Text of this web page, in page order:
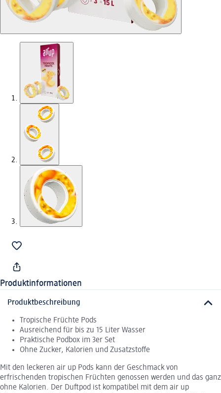
Produktinformationen
Produktbeschreibung
Tropische Früchte Pods
Ausreichend für bis zu 15 Liter Wasser
Praktische Podbox im 3er Set
Ohne Zucker, Kalorien und Zusatzstoffe
Mit den leckeren air up Pods kann der Geschmack von
erfrischenden tropischen Früchten genossen werden und das ganz
ohne Kalorien. Der Duftpod ist kompatibel mit dem air up